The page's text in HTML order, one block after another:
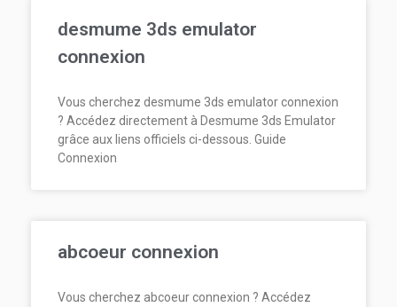
desmume 3ds emulator
connexion
Vous cherchez desmume 3ds emulator connexion
? Accédez directement à Desmume 3ds Emulator
grâce aux liens officiels ci-dessous. Guide
Connexion
abcoeur connexion
Vous cherchez abcoeur connexion ? Accédez